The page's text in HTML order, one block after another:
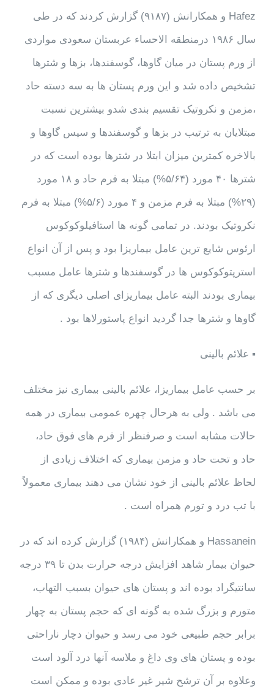
Hafez و همکارانش (۹۱۸۷) گزارش کردند که در طی
سال ۱۹۸۶ درمنطقه الاحساء عربستان سعودی مواردی
از ورم پستان در میان گاوها، گوسفندها، بزها و شترها
تشخیص داده شد و این ورم پستان ها به سه دسته حاد
،مزمن و نکروتیک تقسیم بندی شدو بیشترین نسبت
مبتلایان به ترتیب در بزها و گوسفندها و سپس گاوها و
بالاخره کمترین میزان ابتلا در شترها بوده است که در
شترها ۴۰ مورد (۵/۶۴%) مبتلا به فرم حاد و ۱۸ مورد
(۲۹%) مبتلا به فرم مزمن و ۴ مورد (۵/۶%) مبتلا به فرم
نکروتیک بودند. در تمامی گونه ها استافیلوکوکوس
ارئوس شایع ترین عامل بیماریزا بود و پس از آن انواع
استرپتوکوکوس ها در گوسفندها و شترها عامل مسبب
بیماری بودند البته عامل بیماریزای اصلی دیگری که از
گاوها و شترها جدا گردید انواع پاستورلاها بود .
▪ علائم بالینی
بر حسب عامل بیماریزا، علائم بالینی بیماری نیز مختلف
می باشد . ولی به هرحال چهره عمومی بیماری در همه
حالات مشابه است و صرفنظر از فرم های فوق حاد،
حاد و تحت حاد و مزمن بیماری که اختلاف زیادی از
لحاظ علائم بالینی از خود نشان می دهند بیماری معمولاً
با تب درد و تورم همراه است .
Hassanein و همکارانش (۱۹۸۴) گزارش کرده اند که در
حیوان بیمار شاهد افزایش درجه حرارت بدن تا ۳۹ درجه
سانتیگراد بوده اند و پستان های حیوان بسبب التهاب،
متورم و بزرگ شده به گونه ای که حجم پستان به چهار
برابر حجم طبیعی خود می رسد و حیوان دچار ناراحتی
بوده و پستان های وی داغ و ملاسه آنها درد آلود است
وعلاوه بر آن ترشح شیر غیر عادی بوده و ممکن است